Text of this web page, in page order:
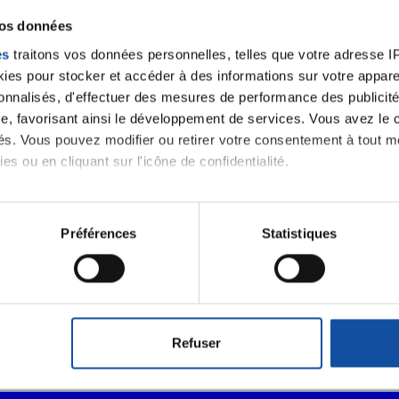
données
traitons vos données personnelles, telles que votre adresse
pour stocker et accéder à des informations sur votre
d'effectuer des mesures de performance des
favorisant ainsi le développement de services. Vous avez le
Vous pouvez modifier ou retirer votre consentement à tout
ou en cliquant sur l'icône de confidentialité.
également :
sur votre localisation géographique qui peuvent être
de vos données personnelles et définir vos
ou retirer votre consentement à tout moment à partir de la
Préférences Statistiques
Refuser
notre
m'abonner.
Je souhaite
destination